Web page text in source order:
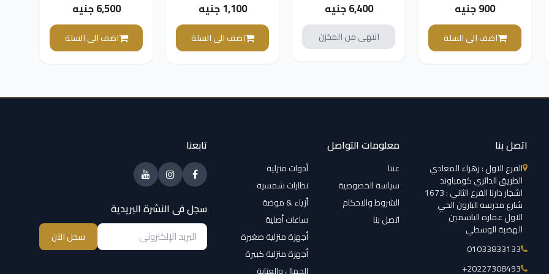
وإضاءة سمارت هايبرد،
ابيض - DS-
2CE76D0T-LPFS
900 جنيه
اضف الى السلة
ابيض - DS-
2CD2083G2-I 4 MM
6,400 جنيه
انتهى من المخزن
ابيض - DS-
2CE70DF0T-PF
2.8MM
1,100 جنيه
اضف الى السلة
6,500 جنيه
اضف الى السلة
اتصل بنا
الفرع الاول : زهراء المعادي
الطريق الدائري كومباوند
اشجار دارنا الفرع الثاني : 1673
شارع مدرسه البارون الحي
الاول عماره الياسمين
الهضبة الوسطي
01033833133
‎+20227308493
معلومات التواصل
عننا
سياسة الخصوصية
الشروط والاحكام
اتصل بنا
أدوات منزلية
نظارات شمسية
أزياء & موضة
ساعات أصلية
أجهزة منزلية صغيرة
أجهزة منزلية كبيرة
تابعنا
سجل فى النشرة البريدية
سجل الآن